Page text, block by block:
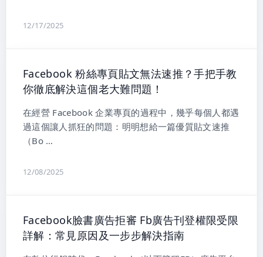
12/17/2025
Facebook 粉絲專頁貼文無法速推？手把手教
你徹底解決這個老大難問題！
在經營 Facebook 企業專頁的過程中，幾乎每個人都遇
過這個讓人抓狂的問題：明明想給一篇優質貼文速推
（Bo …
12/08/2025
Facebook臉書廣告拒審 Fb廣告刊登權限受限
詳解：常見原因及一步步解決指南